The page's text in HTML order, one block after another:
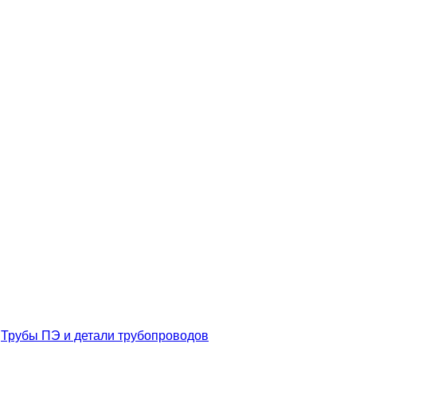
Трубы ПЭ и детали трубопроводов